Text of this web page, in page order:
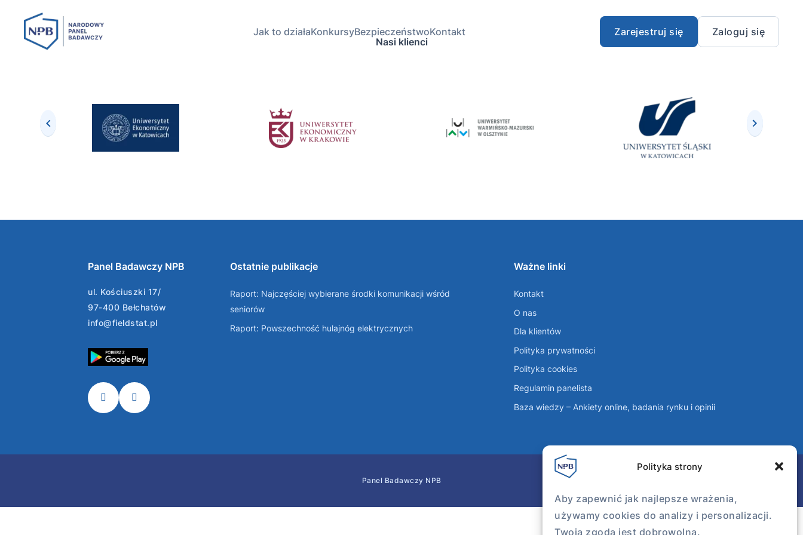
Polityka strony
Aby zapewnić jak najlepsze wrażenia,
używamy cookies do analizy i personalizacji.
Twoja zgoda jest dobrowolna.
Jak to działaKonkursyBezpieczeństwoKontakt Zarejestruj się
Zaloguj się
Nasi klienci
Panel Badawczy NPB
ul. Kościuszki 17/
97-400 Bełchatów
info@fieldstat.pl
Ostatnie publikacje
Raport: Najczęściej wybierane środki komunikacji wśród
seniorów
Raport: Powszechność hulajnóg elektrycznych
Ważne linki
Kontakt
O nas
Dla klientów
Polityka prywatności
Polityka cookies
Regulamin panelista
Baza wiedzy – Ankiety online, badania rynku i opinii
Panel Badawczy NPB